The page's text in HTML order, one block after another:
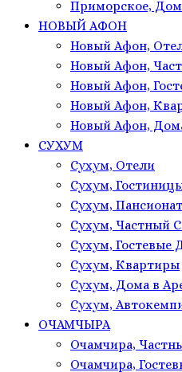
Приморское,
НОВЫЙ АФОН
Новый Афон,
Новый Афон,
Новый Афон,
Новый Афон,
Новый Афон,
СУХУМ
Сухум, Отели
Сухум,
Сухум,
Сухум, Частный
Сухум, Гостевые
Сухум, Квартиры
Сухум, Дома в
Сухум,
ОЧАМЧЫРА
Очамчира,
Очамчира,